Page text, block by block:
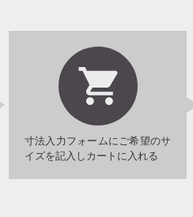
寸法入力フォームにご希望のサ
イズを記入しカートに入れる